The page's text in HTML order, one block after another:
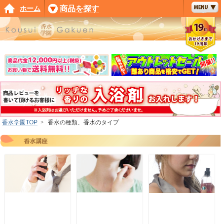
香水学園TOP > 香水の種類、香水のタイプ
ホーム 商品を探す